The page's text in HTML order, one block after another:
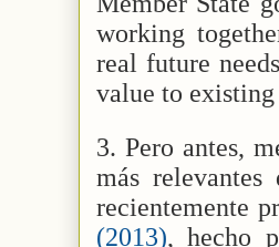
working
real future
value to
3. Pero antes,
más
recientemente
(2013), hecho